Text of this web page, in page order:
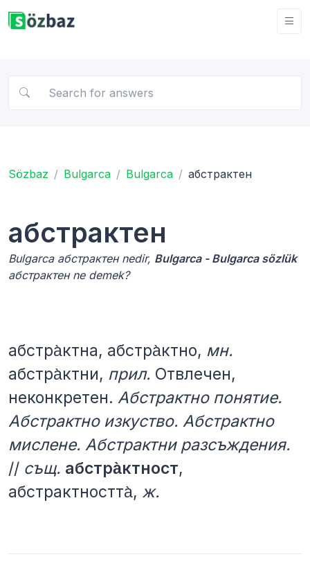
Sözbaz Bulgarca Bulgarca абстрактен
абстрактен
Bulgarca абстрактен nedir, Bulgarca - Bulgarca sözlük
абстрактен ne demek?
абстра̀ктна, абстра̀ктно, мн.
абстра̀ктни, прил. Отвлечен,
неконкретен. Абстрактно понятие.
Абстрактно изкуство. Абстрактно
мислене. Абстрактни разсъждения.
// същ. абстра̀ктност,
абстрактността̀, ж.